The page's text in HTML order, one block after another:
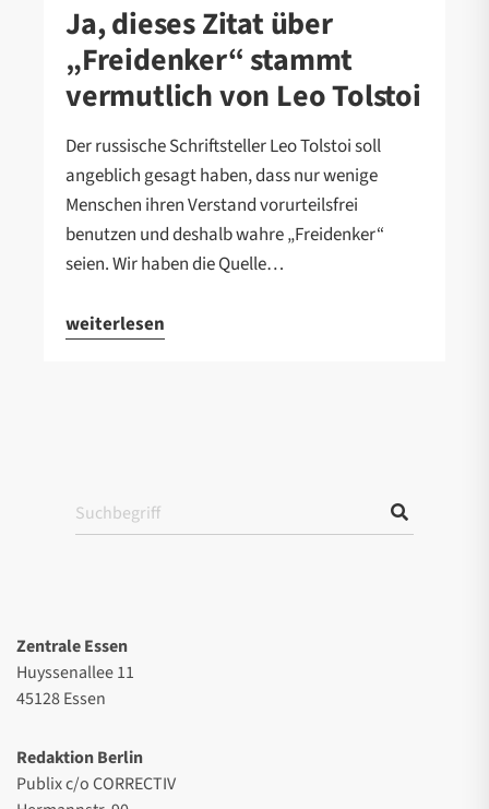
Ja, dieses Zitat über
„Freidenker“ stammt
vermutlich von Leo Tolstoi
Der russische Schriftsteller Leo Tolstoi soll
angeblich gesagt haben, dass nur wenige
Menschen ihren Verstand vorurteilsfrei
benutzen und deshalb wahre „Freidenker“
seien. Wir haben die Quelle…
weiterlesen
Zentrale Essen
Huyssenallee 11
45128 Essen
Redaktion Berlin
Publix c/o CORRECTIV